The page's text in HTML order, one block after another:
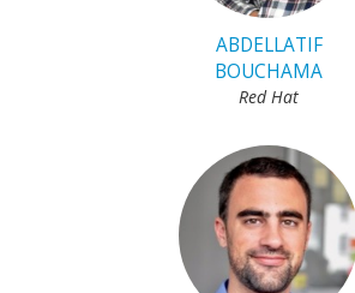
ABDELLATIF
BOUCHAMA
Red Hat